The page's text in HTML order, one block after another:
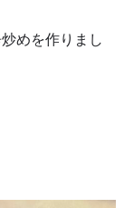
めを作りまし